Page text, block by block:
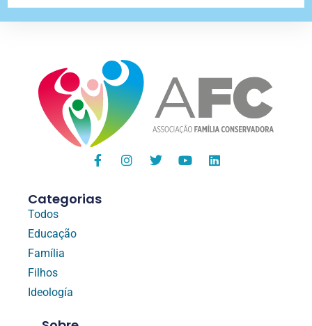
Categorias
Todos
Educação
Família
Filhos
Ideología